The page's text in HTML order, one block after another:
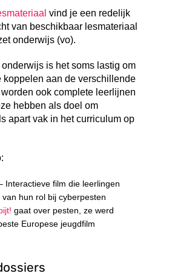
vind je een redelijk
van beschikbaar lesmateriaal
onderwijs (vo).
onderwijs is het soms lastig om
koppelen aan de verschillende
ook complete leerlijnen
hebben als doel om
apart vak in het curriculum op
Interactieve film die leerlingen
hun rol bij cyberpesten
gaat over pesten, ze werd
Europese jeugdfilm